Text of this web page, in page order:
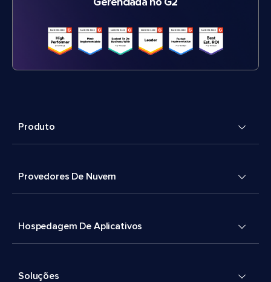
Gerenciada no G2
Produto
Provedores De Nuvem
Hospedagem De Aplicativos
Soluções